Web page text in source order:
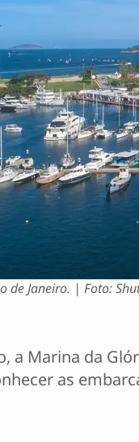
de Janeiro. | Foto:
a Marina da
as